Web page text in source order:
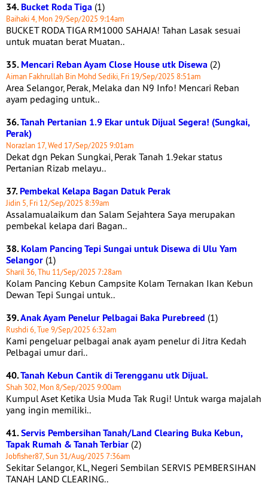
34.Bucket Roda Tiga (1)
Baihaki 4, Mon 29/Sep/2025 9:14am
BUCKET RODA TIGA RM1000 SAHAJA! Tahan Lasak sesuai
untuk muatan berat Muatan..
35.Mencari Reban Ayam Close House utk Disewa (2)
Aiman Fakhrullah Bin Mohd Sediki, Fri 19/Sep/2025 8:51am
Area Selangor, Perak, Melaka dan N9 Info! Mencari Reban
ayam pedaging untuk..
36.Tanah Pertanian 1.9 Ekar untuk Dijual Segera! (Sungkai,
Perak)
Norazlan 17, Wed 17/Sep/2025 9:01am
Dekat dgn Pekan Sungkai, Perak Tanah 1.9ekar status
Pertanian Rizab melayu..
37.Pembekal Kelapa Bagan Datuk Perak
Jidin 5, Fri 12/Sep/2025 8:39am
Assalamualaikum dan Salam Sejahtera Saya merupakan
pembekal kelapa dari Bagan..
38.Kolam Pancing Tepi Sungai untuk Disewa di Ulu Yam
Selangor (1)
Sharil 36, Thu 11/Sep/2025 7:28am
Kolam Pancing Kebun Campsite Kolam Ternakan Ikan Kebun
Dewan Tepi Sungai untuk..
39.Anak Ayam Penelur Pelbagai Baka Purebreed (1)
Rushdi 6, Tue 9/Sep/2025 6:32am
Kami pengeluar pelbagai anak ayam penelur di Jitra Kedah
Pelbagai umur dari..
40.Tanah Kebun Cantik di Terengganu utk Dijual.
Shah 302, Mon 8/Sep/2025 9:00am
Kumpul Aset Ketika Usia Muda Tak Rugi! Untuk warga majalah
yang ingin memiliki..
41.Servis Pembersihan Tanah/Land Clearing Buka Kebun,
Tapak Rumah & Tanah Terbiar (2)
Jobfisher87, Sun 31/Aug/2025 7:36am
Sekitar Selangor, KL, Negeri Sembilan SERVIS PEMBERSIHAN
TANAH LAND CLEARING..